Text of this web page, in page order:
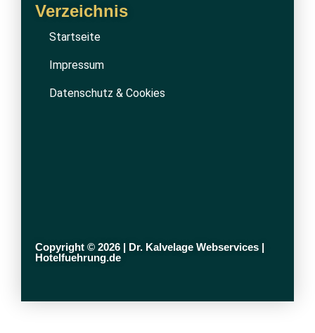
Verzeichnis
Startseite
Impressum
Datenschutz & Cookies
Copyright © 2026 | Dr. Kalvelage Webservices |
Hotelfuehrung.de